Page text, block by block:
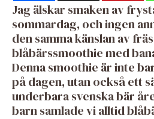
Jag älskar smaken av
sommardag, och ingen
den samma känslan av
blåbärssmoothie med
Denna smoothie är inte
på dagen, utan också ett
underbara svenska bär
barn samlade vi alltid